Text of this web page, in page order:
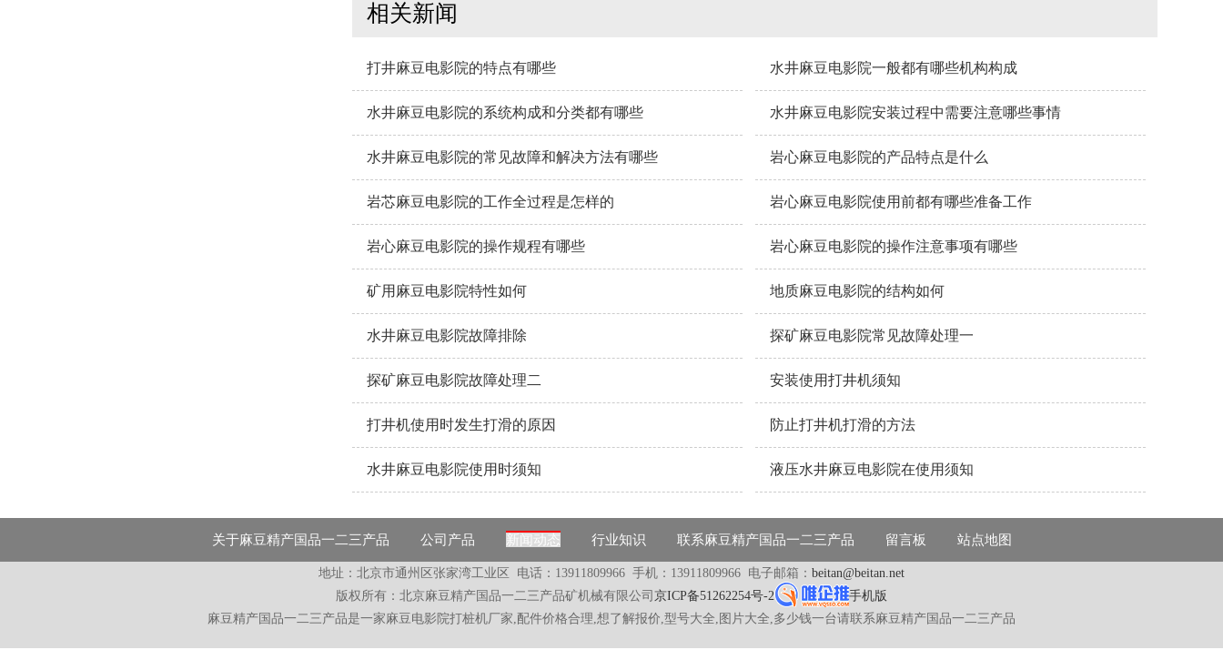
相关新闻
打井麻豆电影院的特点有哪些 水井麻豆电影院一般都有哪些机构构成
水井麻豆电影院的系统构成和分类都有哪些 水井麻豆电影院安装过程中需要注意哪些事情
水井麻豆电影院的常见故障和解决方法有哪些 岩心麻豆电影院的产品特点是什么
岩芯麻豆电影院的工作全过程是怎样的 岩心麻豆电影院使用前都有哪些准备工作
岩心麻豆电影院的操作规程有哪些 岩心麻豆电影院的操作注意事项有哪些
矿用麻豆电影院特性如何 地质麻豆电影院的结构如何
水井麻豆电影院故障排除 探矿麻豆电影院常见故障处理一
探矿麻豆电影院故障处理二 安装使用打井机须知
打井机使用时发生打滑的原因 防止打井机打滑的方法
水井麻豆电影院使用时须知 液压水井麻豆电影院在使用须知
关于麻豆精产国品一二三产品 公司产品 新闻动态 行业知识 联系麻豆精产国品一二三产品 留言板 站点地图
地址：北京市通州区张家湾工业区 电话：13911809966 手机：13911809966 电子邮箱： beitan@beitan.net
版权所有：北京麻豆精产国品一二三产品矿机械有限公司 京ICP备51262254号-2
手机版
麻豆精产国品一二三产品是一家麻豆电影院打桩机厂家,配件价格合理,想了解报价,型号大全,图片大全,多少钱一台请联系麻豆精产国品一二三产品